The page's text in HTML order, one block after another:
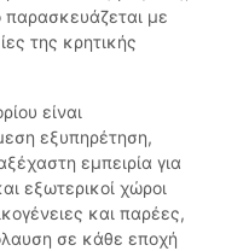
παρασκευάζεται με
της κρητικής
είναι
εξυπηρέτηση,
εμπειρία για
εξωτερικοί χώροι
και παρέες,
σε κάθε εποχή